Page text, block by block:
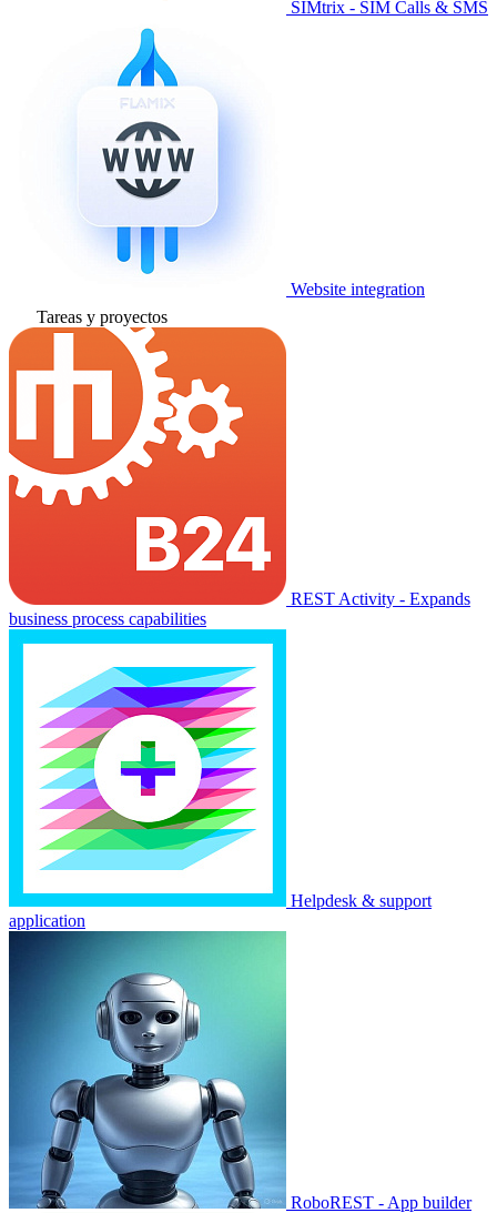
SIMtrix - SIM Calls & SMS
Website integration
Tareas y proyectos
REST Activity - Expands
business process capabilities
Helpdesk & support
application
RoboREST - App builder